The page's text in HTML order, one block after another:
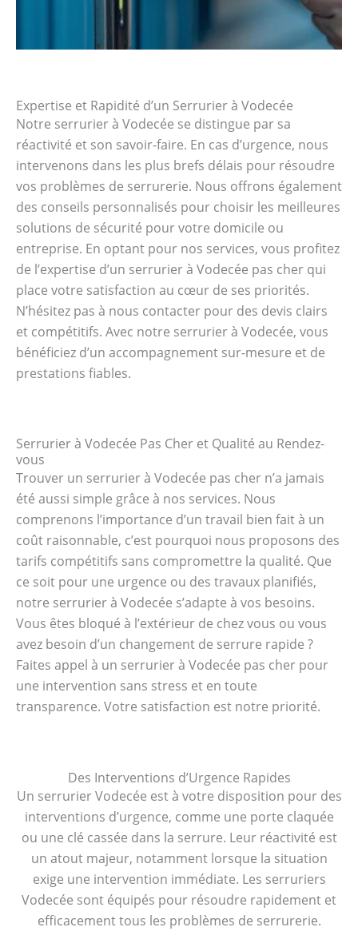
Expertise et Rapidité d’un Serrurier à Vodecée
Notre serrurier à Vodecée se distingue par sa
réactivité et son savoir-faire. En cas d’urgence, nous
intervenons dans les plus brefs délais pour résoudre
vos problèmes de serrurerie. Nous offrons également
des conseils personnalisés pour choisir les meilleures
solutions de sécurité pour votre domicile ou
entreprise. En optant pour nos services, vous profitez
de l’expertise d’un serrurier à Vodecée pas cher qui
place votre satisfaction au cœur de ses priorités.
N’hésitez pas à nous contacter pour des devis clairs
et compétitifs. Avec notre serrurier à Vodecée, vous
bénéficiez d’un accompagnement sur-mesure et de
prestations fiables.
Serrurier à Vodecée Pas Cher et Qualité au Rendez-
vous
Trouver un serrurier à Vodecée pas cher n’a jamais
été aussi simple grâce à nos services. Nous
comprenons l’importance d’un travail bien fait à un
coût raisonnable, c’est pourquoi nous proposons des
tarifs compétitifs sans compromettre la qualité. Que
ce soit pour une urgence ou des travaux planifiés,
notre serrurier à Vodecée s’adapte à vos besoins.
Vous êtes bloqué à l’extérieur de chez vous ou vous
avez besoin d’un changement de serrure rapide ?
Faites appel à un serrurier à Vodecée pas cher pour
une intervention sans stress et en toute
transparence. Votre satisfaction est notre priorité.
Des Interventions d’Urgence Rapides
Un serrurier Vodecée est à votre disposition pour des
interventions d’urgence, comme une porte claquée
ou une clé cassée dans la serrure. Leur réactivité est
un atout majeur, notamment lorsque la situation
exige une intervention immédiate. Les serruriers
Vodecée sont équipés pour résoudre rapidement et
efficacement tous les problèmes de serrurerie.